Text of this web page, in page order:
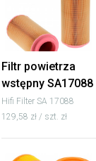
Filtr powietrza
wstępny SA17088
Hifi Filter SA 17088
129,58 zł / szt. zł